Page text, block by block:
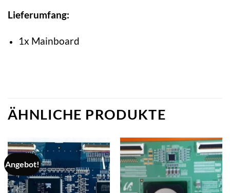
Lieferumfang:
1x Mainboard
ÄHNLICHE PRODUKTE
Angebot!